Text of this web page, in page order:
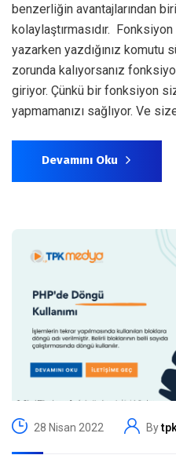
benzerliğin avantajlarından
kolaylaştırmasıdır.
yazarken yazdığınız komutu
zorunda kalıyorsanız
giriyor. Çünkü bir fonksiyon
yapmamanızı sağlıyor. Ve
Devamını Oku
28 Nisan 2022 By